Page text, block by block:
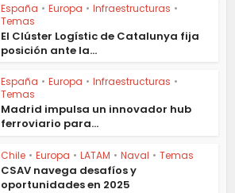
España • Europa • Infraestructuras •
Temas
El Clúster Logístic de Catalunya fija
posición ante la...
España • Europa • Infraestructuras •
Temas
Madrid impulsa un innovador hub
ferroviario para...
Chile • Europa • LATAM • Naval • Temas
CSAV navega desafíos y
oportunidades en 2025